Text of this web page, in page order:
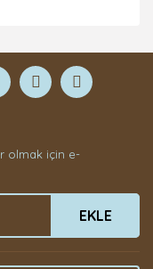
olmak için e-
EKLE